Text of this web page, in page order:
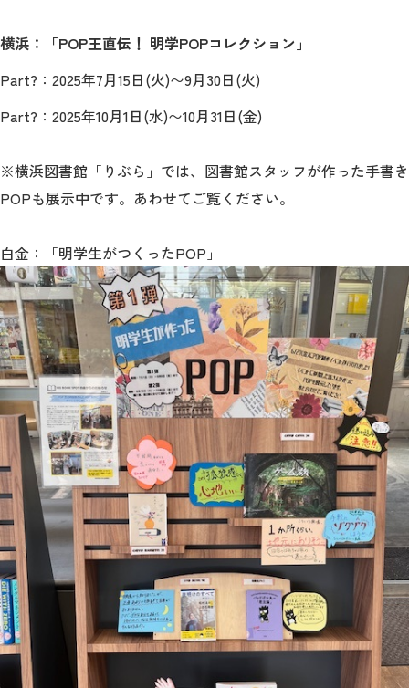
横浜：「POP王直伝！ 明学POPコレクション」
Part?：2025年7月15日(火)〜9月30日(火)
Part?：2025年10月1日(水)〜10月31日(金)
※横浜図書館「りぶら」では、図書館スタッフが作った手書き
POPも展示中です。あわせてご覧ください。
白金：「明学生がつくったPOP」